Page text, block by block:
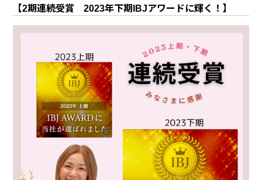
【2期連続受賞 2023年下期IBJアワードに輝く！】